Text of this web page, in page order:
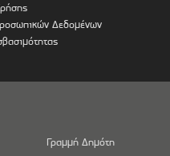
Δεδομένων
Γραμμή Δημότη